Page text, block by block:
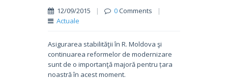
12/09/2015 | 0Comments
|
Actuale
Asigurarea stabilităţii în R. Moldova şi
continuarea reformelor de modernizare
sunt de o importanţă majoră pentru țara
noastră în acest moment.